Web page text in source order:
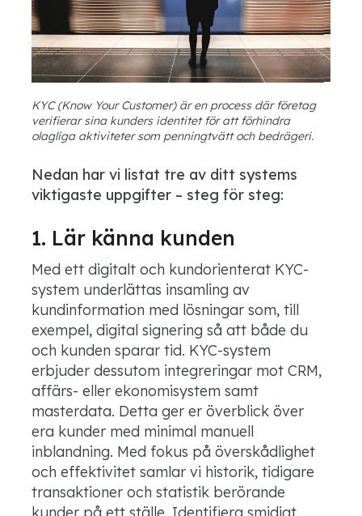
KYC (Know Your Customer) är en process där företag
verifierar sina kunders identitet för att förhindra
olagliga aktiviteter som penningtvätt och bedrägeri.
Nedan har vi listat tre av ditt systems
viktigaste uppgifter – steg för steg:
1. Lär känna kunden
Med ett digitalt och kundorienterat KYC-
system underlättas insamling av
kundinformation med lösningar som, till
exempel, digital signering så att både du
och kunden sparar tid. KYC-system
erbjuder dessutom integreringar mot CRM,
affärs- eller ekonomisystem samt
masterdata. Detta ger er överblick över
era kunder med minimal manuell
inblandning. Med fokus på överskådlighet
och effektivitet samlar vi historik, tidigare
transaktioner och statistik berörande
kunder på ett ställe. Identifiera smidigt